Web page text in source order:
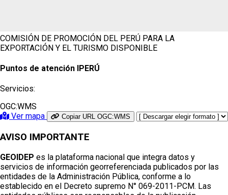
COMISIÓN DE PROMOCIÓN DEL PERÚ PARA LA
EXPORTACIÓN Y EL TURISMO DISPONIBLE
Puntos de atención IPERÚ
Servicios:
OGC:WMS
Ver mapa
Copiar URL OGC:WMS
AVISO IMPORTANTE
GEOIDEP es la plataforma nacional que integra datos y
servicios de información georreferenciada publicados por las
entidades de la Administración Pública, conforme a lo
establecido en el Decreto supremo N° 069-2011-PCM. Las